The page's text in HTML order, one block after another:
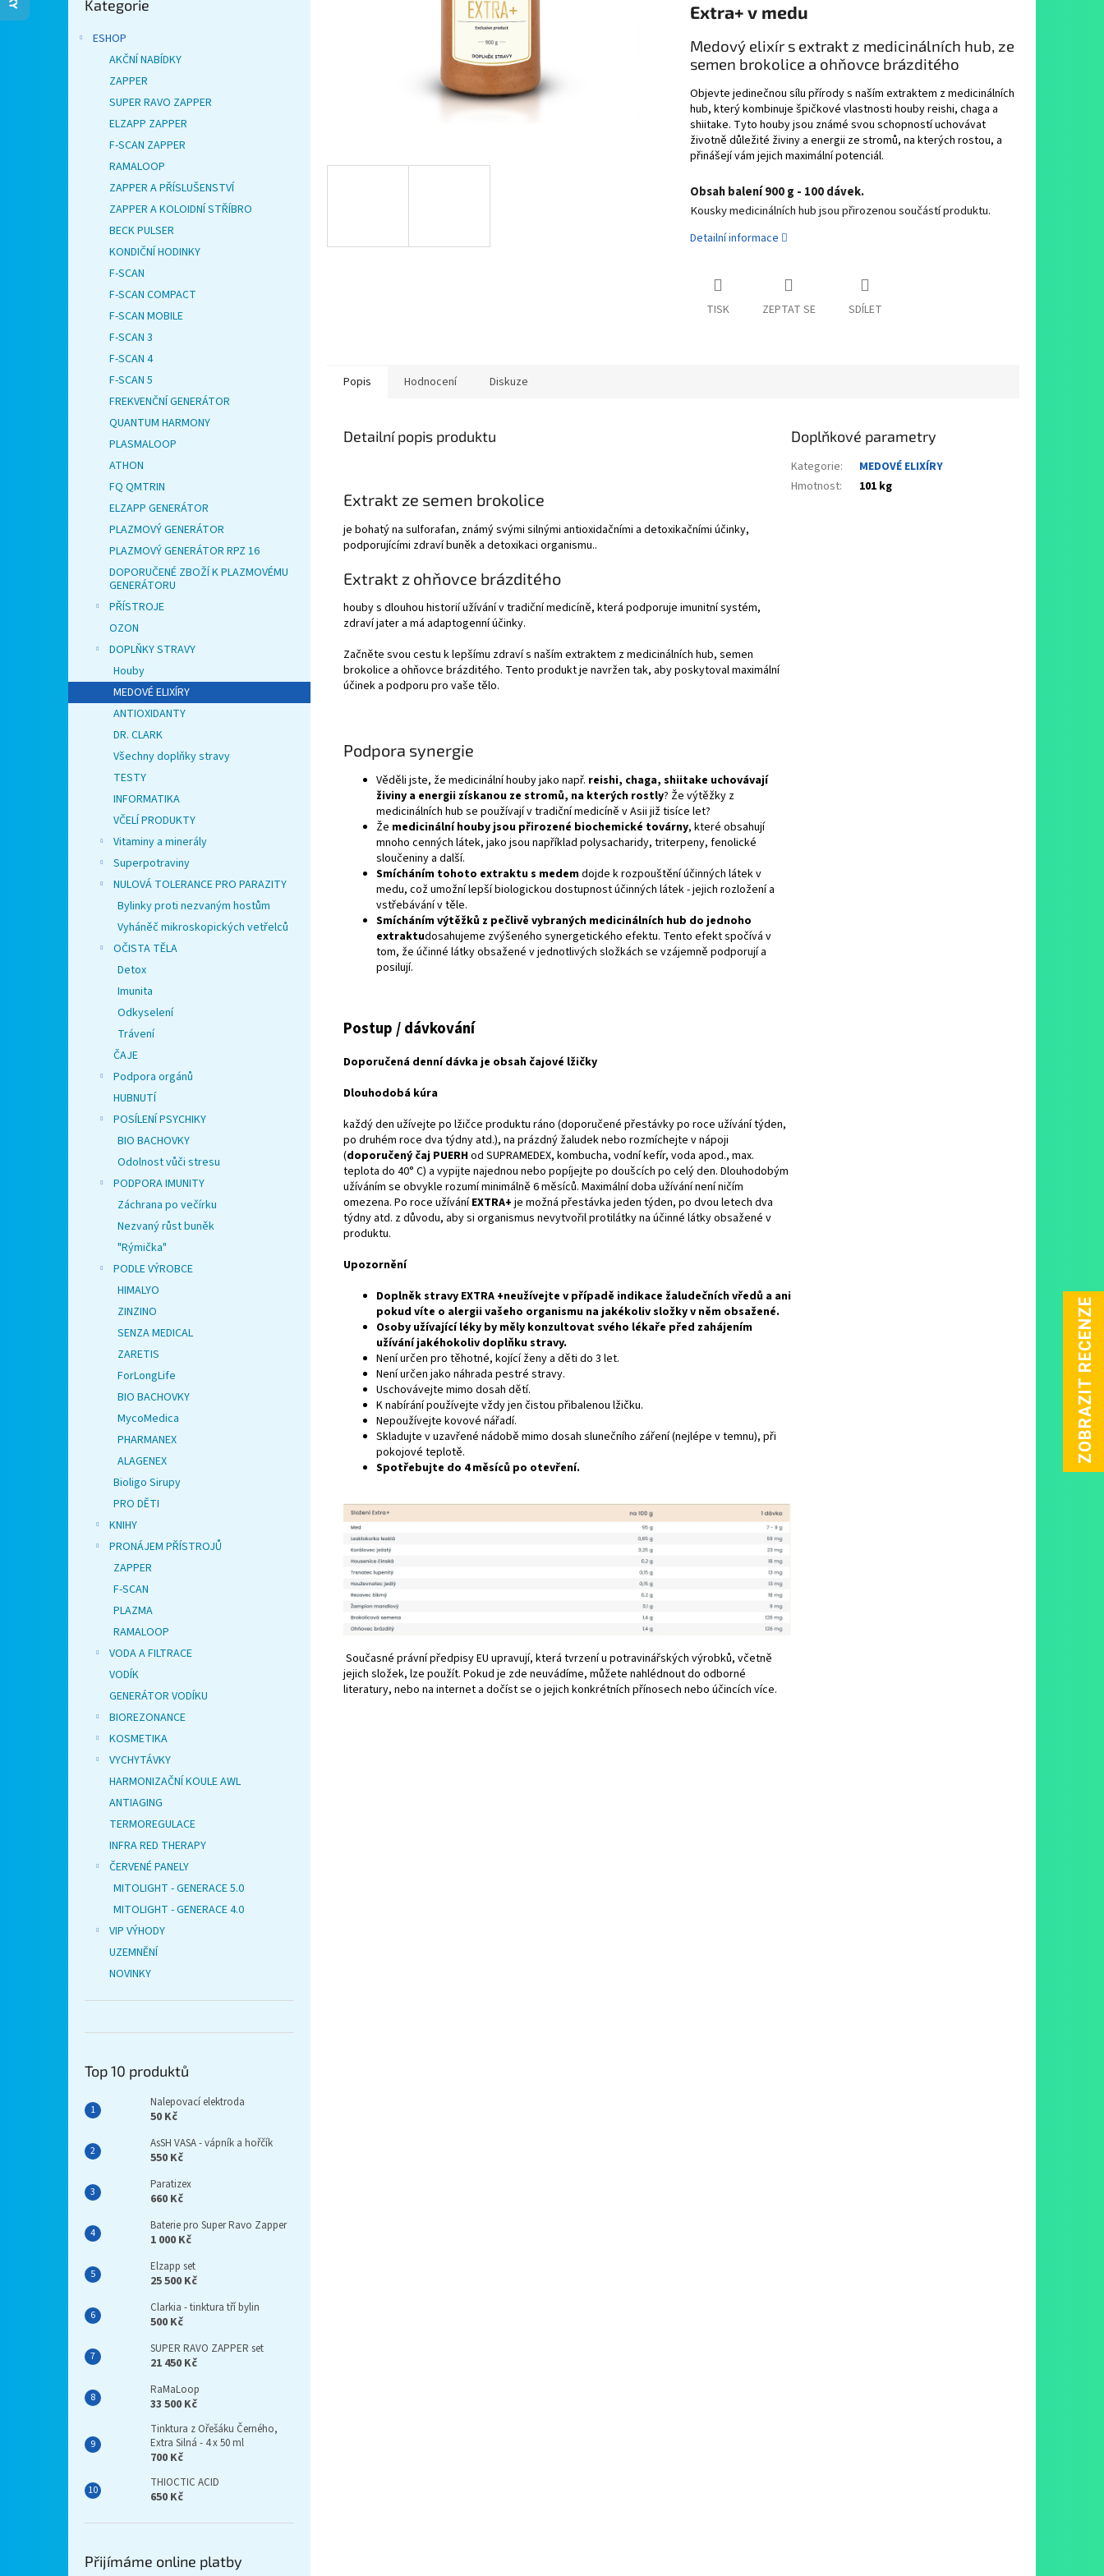
kategorie
Kategorie
ESHOP
AKČNÍ NABÍDKY
ZAPPER
SUPER RAVO ZAPPER
ELZAPP ZAPPER
F-SCAN ZAPPER
RAMALOOP
ZAPPER A PŘÍSLUŠENSTVÍ
ZAPPER A KOLOIDNÍ STŘÍBRO
BECK PULSER
KONDIČNÍ HODINKY
F-SCAN
F-SCAN COMPACT
F-SCAN MOBILE
F-SCAN 3
F-SCAN 4
F-SCAN 5
FREKVENČNÍ GENERÁTOR
QUANTUM HARMONY
PLASMALOOP
ATHON
FQ QMTRIN
ELZAPP GENERÁTOR
PLAZMOVÝ GENERÁTOR
PLAZMOVÝ GENERÁTOR RPZ 16
DOPORUČENÉ ZBOŽÍ K PLAZMOVÉMU
GENERÁTORU
PŘÍSTROJE
OZON
DOPLŇKY STRAVY
Houby
MEDOVÉ ELIXÍRY
ANTIOXIDANTY
DR. CLARK
Všechny doplňky stravy
TESTY
INFORMATIKA
VČELÍ PRODUKTY
Vitaminy a minerály
Superpotraviny
NULOVÁ TOLERANCE PRO PARAZITY
Bylinky proti nezvaným hostům
Vyháněč mikroskopických vetřelců
OČISTA TĚLA
Detox
Imunita
Odkyselení
Trávení
ČAJE
Podpora orgánů
HUBNUTÍ
POSÍLENÍ PSYCHIKY
BIO BACHOVKY
Odolnost vůči stresu
PODPORA IMUNITY
Záchrana po večírku
Nezvaný růst buněk
"Rýmička"
PODLE VÝROBCE
HIMALYO
ZINZINO
SENZA MEDICAL
ZARETIS
ForLongLife
BIO BACHOVKY
MycoMedica
PHARMANEX
ALAGENEX
Bioligo Sirupy
PRO DĚTI
KNIHY
PRONÁJEM PŘÍSTROJŮ
ZAPPER
F-SCAN
PLAZMA
RAMALOOP
VODA A FILTRACE
VODÍK
GENERÁTOR VODÍKU
BIOREZONANCE
KOSMETIKA
VYCHYTÁVKY
HARMONIZAČNÍ KOULE AWL
ANTIAGING
TERMOREGULACE
INFRA RED THERAPY
ČERVENÉ PANELY
MITOLIGHT - GENERACE 5.0
MITOLIGHT - GENERACE 4.0
VIP VÝHODY
UZEMNĚNÍ
NOVINKY
Top 10 produktů
Nalepovací elektroda
50 Kč
AsSH VASA - vápník a hořčík
550 Kč
Paratizex
660 Kč
Baterie pro Super Ravo Zapper
1 000 Kč
Elzapp set
25 500 Kč
Clarkia - tinktura tří bylin
500 Kč
SUPER RAVO ZAPPER set
21 450 Kč
RaMaLoop
33 500 Kč
Tinktura z Ořešáku Černého,
Extra Silná - 4 x 50 ml
700 Kč
THIOCTIC ACID
650 Kč
Přijímáme online platby
Extra+ v medu
Medový elixír s extrakt z medicinálních hub, ze
semen brokolice a ohňovce brázditého
Objevte jedinečnou sílu přírody s naším extraktem z medicinálních
hub, který kombinuje špičkové vlastnosti houby reishi, chaga a
shiitake. Tyto houby jsou známé svou schopností uchovávat
životně důležité živiny a energii ze stromů, na kterých rostou, a
přinášejí vám jejich maximální potenciál.
Obsah balení 900 g - 100 dávek.
Kousky medicinálních hub jsou přirozenou součástí produktu.
Detailní informace
TISK ZEPTAT SE SDÍLET
Popis Hodnocení Diskuze
Detailní popis produktu
Extrakt ze semen brokolice
je bohatý na sulforafan, známý svými silnými antioxidačními a detoxikačními účinky,
podporujícími zdraví buněk a detoxikaci organismu..
Extrakt z ohňovce brázditého
houby s dlouhou historií užívání v tradiční medicíně, která podporuje imunitní systém,
zdraví jater a má adaptogenní účinky.
Začněte svou cestu k lepšímu zdraví s naším extraktem z medicinálních hub, semen
brokolice a ohňovce brázditého. Tento produkt je navržen tak, aby poskytoval maximální
účinek a podporu pro vaše tělo.
Podpora synergie
Věděli jste, že medicinální houby jako např. reishi, chaga, shiitake uchovávají
živiny a energii získanou ze stromů, na kterých rostly? Že výtěžky z
medicinálních hub se používají v tradiční medicíně v Asii již tisíce let?
Že medicinální houby jsou přirozené biochemické továrny, které obsahují
mnoho cenných látek, jako jsou například polysacharidy, triterpeny, fenolické
sloučeniny a další.
Smícháním tohoto extraktu s medemdojde k rozpouštění účinných látek v
medu, což umožní lepší biologickou dostupnost účinných látek - jejich rozložení a
vstřebávání v těle.
Smícháním výtěžků z pečlivě vybraných medicinálních hub do jednoho
extraktudosahujeme zvýšeného synergetického efektu. Tento efekt spočívá v
tom, že účinné látky obsažené v jednotlivých složkách se vzájemně podporují a
posilují.
Postup / dávkování
Doporučená denní dávka je obsah čajové lžičky
Dlouhodobá kúra
každý den užívejte po lžičce produktu ráno (doporučené přestávky po roce užívání týden,
po druhém roce dva týdny atd.), na prázdný žaludek nebo rozmíchejte v nápoji
(doporučený čaj PUERHod SUPRAMEDEX, kombucha, vodní kefír, voda apod., max.
teplota do 40° C) a vypijte najednou nebo popíjejte po doušcích po celý den. Dlouhodobým
užíváním se obvykle rozumí minimálně 6 měsíců. Maximální doba užívání není ničím
omezena. Po roce užíváníEXTRA+ je možná přestávka jeden týden, po dvou letech dva
týdny atd. z důvodu, aby si organismus nevytvořil protilátky na účinné látky obsažené v
produktu.
Upozornění
Doplněk stravy EXTRA +neužívejte v případě indikace žaludečních vředů a ani
pokud víte o alergii vašeho organismu na jakékoliv složky v něm obsažené.
Osoby užívající léky by měly konzultovat svého lékaře před zahájením
užívání jakéhokoliv doplňku stravy.
Není určen pro těhotné, kojící ženy a děti do 3 let.
Není určen jako náhrada pestré stravy.
Uschovávejte mimo dosah dětí.
K nabírání používejte vždy jen čistou přibalenou lžičku.
Nepoužívejte kovové nářadí.
Skladujte v uzavřené nádobě mimo dosah slunečního záření (nejlépe v temnu), při
pokojové teplotě.
Spotřebujte do 4 měsíců po otevření.
Současné právní předpisy EU upravují, která tvrzení u potravinářských výrobků, včetně
jejich složek, lze použít. Pokud je zde neuvádíme, můžete nahlédnout do odborné
literatury, nebo na internet a dočíst se o jejich konkrétních přínosech nebo účincích více.
Doplňkové parametry
Kategorie:
MEDOVÉ ELIXÍRY
Hmotnost: 101 kg